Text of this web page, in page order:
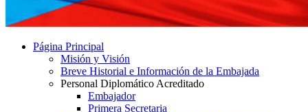
Página Principal
Misión y Visión
Breve Historial e Información de la Embajada
Personal Diplomático Acreditado
Embajador
Primera Secretaria